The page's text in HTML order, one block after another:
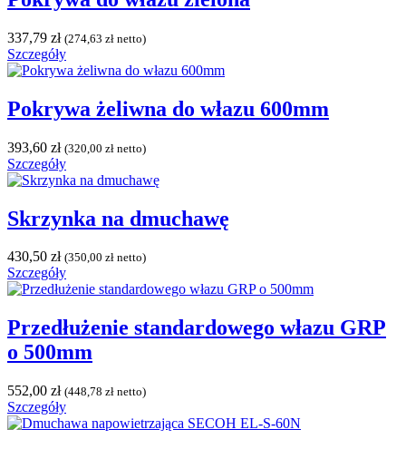
337,79 zł (274,63 zł netto)
Szczegóły
Pokrywa żeliwna do włazu 600mm
393,60 zł (320,00 zł netto)
Szczegóły
Skrzynka na dmuchawę
430,50 zł (350,00 zł netto)
Szczegóły
Przedłużenie standardowego włazu GRP
o 500mm
552,00 zł (448,78 zł netto)
Szczegóły